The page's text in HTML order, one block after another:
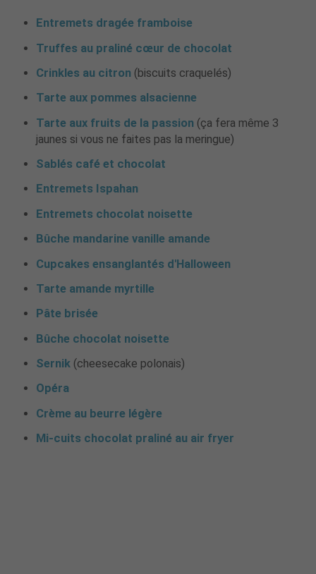
Entremets dragée framboise
Truffes au praliné cœur de chocolat
Crinkles au citron (biscuits craquelés)
Tarte aux pommes alsacienne
Tarte aux fruits de la passion (ça fera même 3
jaunes si vous ne faites pas la meringue)
Sablés café et chocolat
Entremets Ispahan
Entremets chocolat noisette
Bûche mandarine vanille amande
Cupcakes ensanglantés d'Halloween
Tarte amande myrtille
Pâte brisée
Bûche chocolat noisette
Sernik (cheesecake polonais)
Opéra
Crème au beurre légère
Mi-cuits chocolat praliné au air fryer